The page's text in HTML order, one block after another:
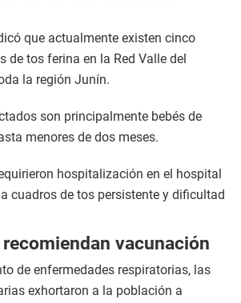
que actualmente existen cinco
de tos ferina en la Red Valle del
la región Junín.
son principalmente bebés de
menores de dos meses.
hospitalización en el hospital
cuadros de tos persistente y dificultad
vacunación
de enfermedades respiratorias, las
exhortaron a la población a